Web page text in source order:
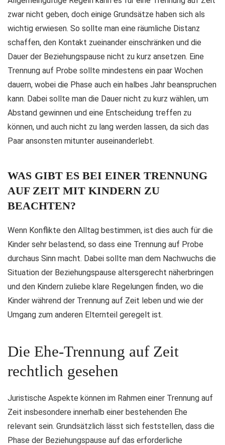
zwar nicht geben, doch einige Grundsätze haben sich als
wichtig erwiesen. So sollte man eine räumliche Distanz
schaffen, den Kontakt zueinander einschränken und die
Dauer der Beziehungspause nicht zu kurz ansetzen. Eine
Trennung auf Probe sollte mindestens ein paar Wochen
dauern, wobei die Phase auch ein halbes Jahr beanspruchen
kann. Dabei sollte man die Dauer nicht zu kurz wählen, um
Abstand gewinnen und eine Entscheidung treffen zu
können, und auch nicht zu lang werden lassen, da sich das
Paar ansonsten mitunter auseinanderlebt.
WAS GIBT ES BEI EINER TRENNUNG
AUF ZEIT MIT KINDERN ZU
BEACHTEN?
Wenn Konflikte den Alltag bestimmen, ist dies auch für die
Kinder sehr belastend, so dass eine Trennung auf Probe
durchaus Sinn macht. Dabei sollte man dem Nachwuchs die
Situation der Beziehungspause altersgerecht näherbringen
und den Kindern zuliebe klare Regelungen finden, wo die
Kinder während der Trennung auf Zeit leben und wie der
Umgang zum anderen Elternteil geregelt ist.
Die Ehe-Trennung auf Zeit
rechtlich gesehen
Juristische Aspekte können im Rahmen einer Trennung auf
Zeit insbesondere innerhalb einer bestehenden Ehe
relevant sein. Grundsätzlich lässt sich feststellen, dass die
Phase der Beziehungspause auf das erforderliche